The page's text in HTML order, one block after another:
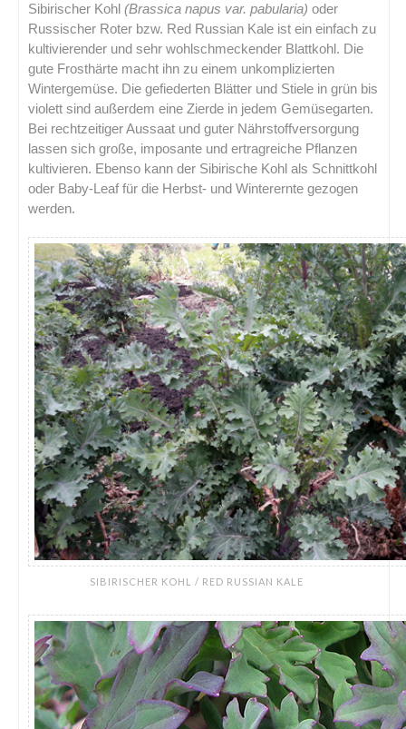
Sibirischer Kohl (Brassica napus var. pabularia) oder
Russischer Roter bzw. Red Russian Kale ist ein einfach zu
kultivierender und sehr wohlschmeckender Blattkohl. Die
gute Frosthärte macht ihn zu einem unkomplizierten
Wintergemüse. Die gefiederten Blätter und Stiele in grün bis
violett sind außerdem eine Zierde in jedem Gemüsegarten.
Bei rechtzeitiger Aussaat und guter Nährstoffversorgung
lassen sich große, imposante und ertragreiche Pflanzen
kultivieren. Ebenso kann der Sibirische Kohl als Schnittkohl
oder Baby-Leaf für die Herbst- und Winterernte gezogen
werden.
SIBIRISCHER KOHL / RED RUSSIAN KALE